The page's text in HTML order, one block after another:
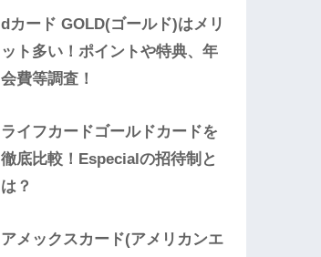
dカード GOLD(ゴールド)はメリ
ット多い！ポイントや特典、年
会費等調査！
ライフカードゴールドカードを
徹底比較！Especialの招待制と
は？
アメックスカード(アメリカンエ